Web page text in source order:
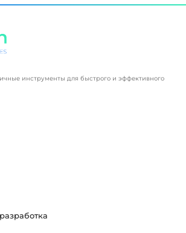
инструменты для быстрого и эффективного